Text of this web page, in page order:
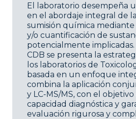
El laboratorio desempeña
en el abordaje integral de
sumisión química
y/o cuantificación de
potencialmente implicadas.
CDB se presenta la
los laboratorios de
basada en un enfoque
combina la aplicación
y LC-MS/MS, con el
capacidad diagnóstica y
evaluación rigurosa y